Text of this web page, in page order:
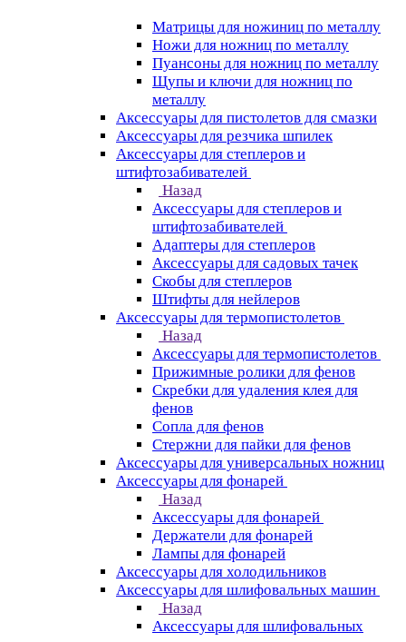
Матрицы для ножиниц по металлу
Ножи для ножниц по металлу
Пуансоны для ножниц по металлу
Щупы и ключи для ножниц по
металлу
Аксессуары для пистолетов для смазки
Аксессуары для резчика шпилек
Аксессуары для степлеров и
штифтозабивателей
Назад
Аксессуары для степлеров и
штифтозабивателей
Адаптеры для степлеров
Аксессуары для садовых тачек
Скобы для степлеров
Штифты для нейлеров
Аксессуары для термопистолетов
Назад
Аксессуары для термопистолетов
Прижимные ролики для фенов
Скребки для удаления клея для
фенов
Сопла для фенов
Стержни для пайки для фенов
Аксессуары для универсальных ножниц
Аксессуары для фонарей
Назад
Аксессуары для фонарей
Держатели для фонарей
Лампы для фонарей
Аксессуары для холодильников
Аксессуары для шлифовальных машин
Назад
Аксессуары для шлифовальных